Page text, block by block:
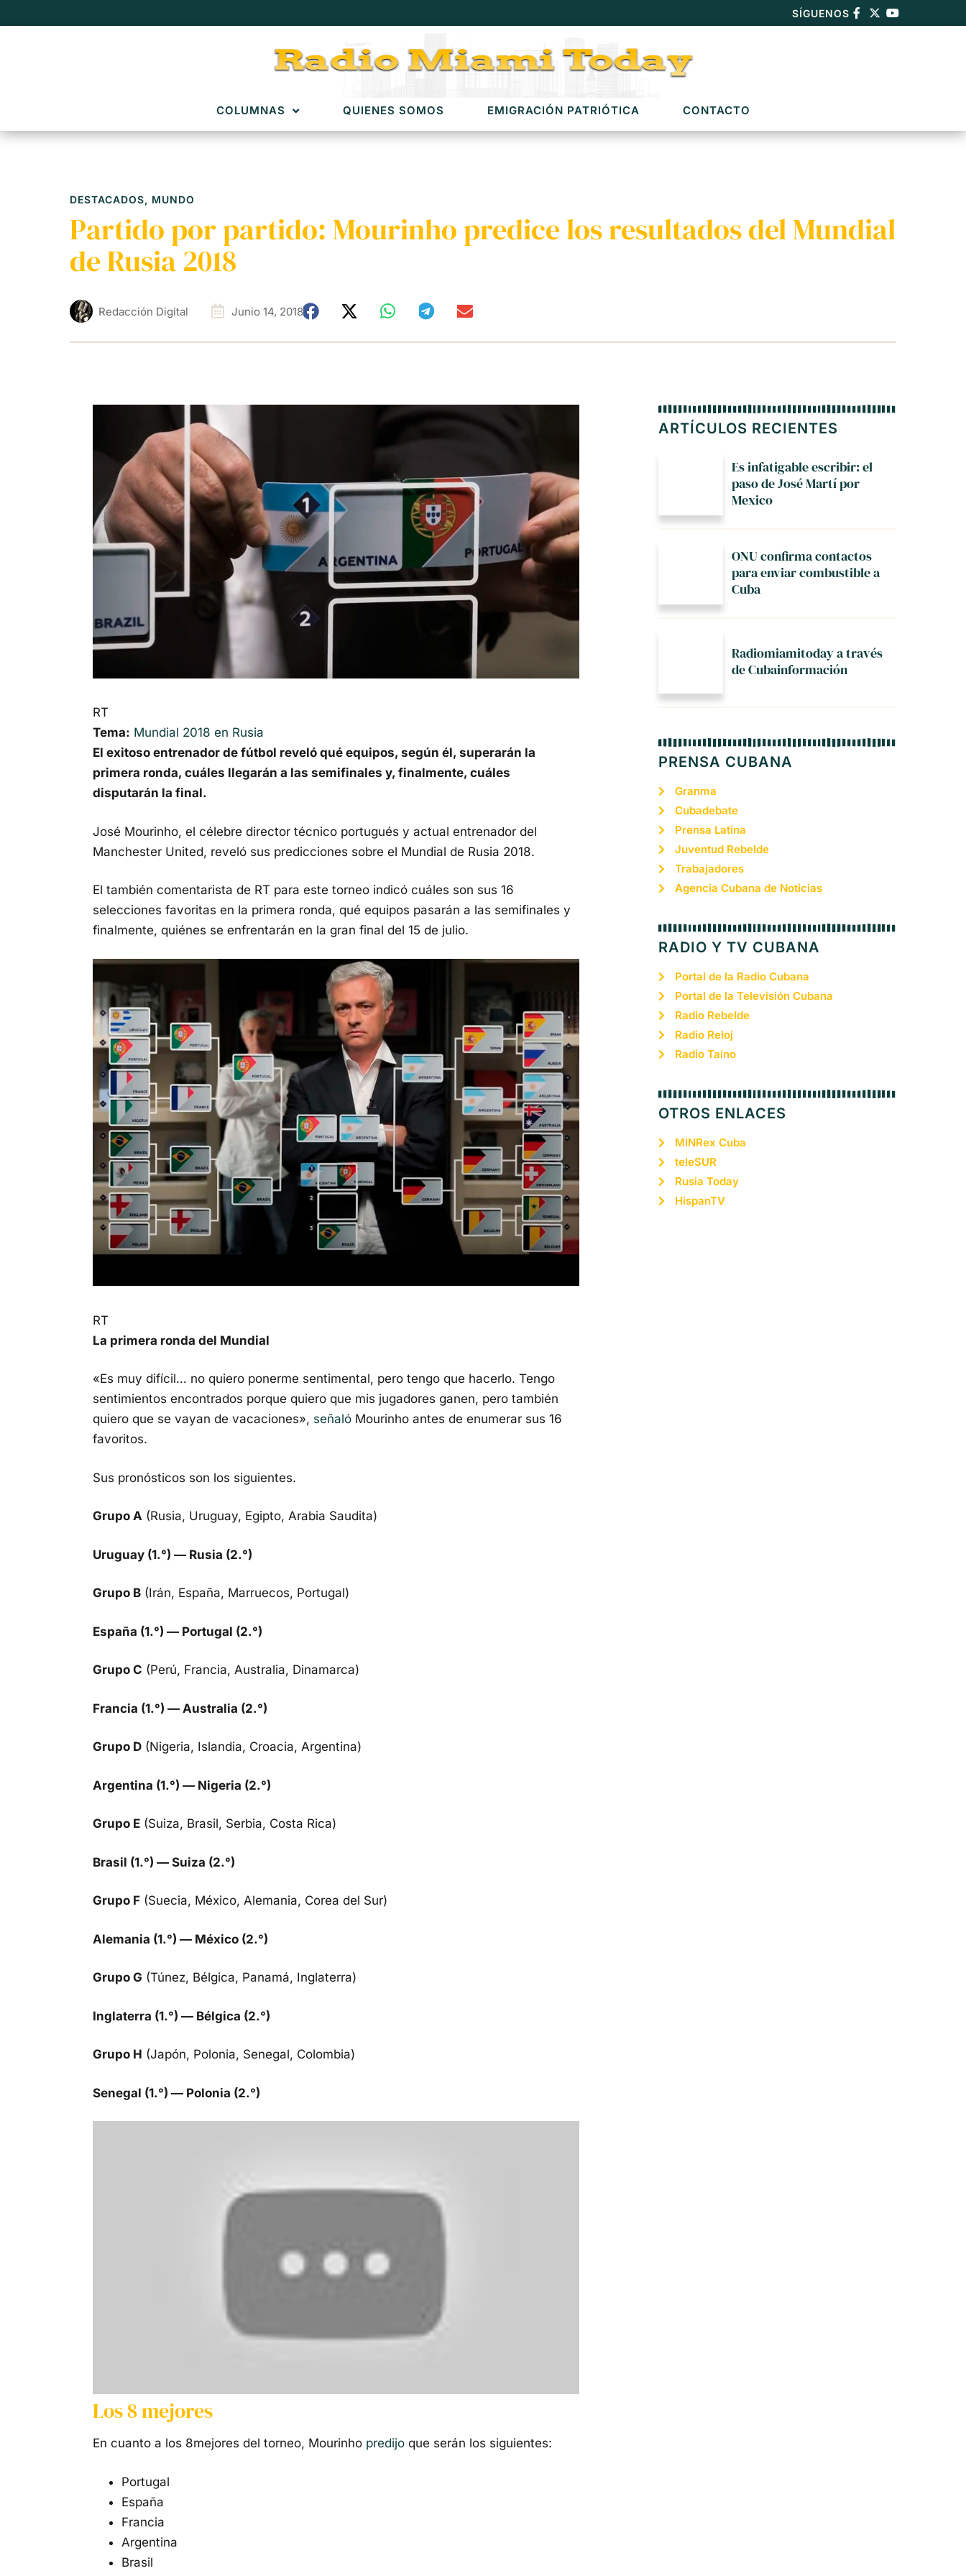
SÍGUENOS
COLUMNAS QUIENES SOMOS EMIGRACIÓN PATRIÓTICA CONTACTO
DESTACADOS, MUNDO
Partido por partido: Mourinho predice los resultados del Mundial
de Rusia 2018
Redacción Digital Junio 14, 2018
RT
Tema: Mundial 2018 en Rusia
El exitoso entrenador de fútbol reveló qué equipos, según él, superarán la
primera ronda, cuáles llegarán a las semifinales y, finalmente, cuáles
disputarán la final.
José Mourinho, el célebre director técnico portugués y actual entrenador del
Manchester United, reveló sus predicciones sobre el Mundial de Rusia 2018.
El también comentarista de RT para este torneo indicó cuáles son sus 16
selecciones favoritas en la primera ronda, qué equipos pasarán a las semifinales y
finalmente, quiénes se enfrentarán en la gran final del 15 de julio.
RT
La primera ronda del Mundial
«Es muy difícil… no quiero ponerme sentimental, pero tengo que hacerlo. Tengo
sentimientos encontrados porque quiero que mis jugadores ganen, pero también
quiero que se vayan de vacaciones», señaló Mourinho antes de enumerar sus 16
favoritos.
Sus pronósticos son los siguientes.
Grupo A (Rusia, Uruguay, Egipto, Arabia Saudita)
Uruguay (1.°) — Rusia (2.°)
Grupo B (Irán, España, Marruecos, Portugal)
España (1.°) — Portugal (2.°)
Grupo C (Perú, Francia, Australia, Dinamarca)
Francia (1.°) — Australia (2.°)
Grupo D (Nigeria, Islandia, Croacia, Argentina)
Argentina (1.°) — Nigeria (2.°)
Grupo E (Suiza, Brasil, Serbia, Costa Rica)
Brasil (1.°) — Suiza (2.°)
Grupo F (Suecia, México, Alemania, Corea del Sur)
Alemania (1.°) — México (2.°)
Grupo G (Túnez, Bélgica, Panamá, Inglaterra)
Inglaterra (1.°) — Bélgica (2.°)
Grupo H (Japón, Polonia, Senegal, Colombia)
Senegal (1.°) — Polonia (2.°)
Los 8 mejores
En cuanto a los 8mejores del torneo, Mourinho predijo que serán los siguientes:
Portugal
España
Francia
Argentina
Brasil
ARTÍCULOS RECIENTES
Es infatigable escribir: el
paso de José Martí por
Mexico
ONU confirma contactos
para enviar combustible a
Cuba
Radiomiamitoday a través
de Cubainformación
PRENSA CUBANA
Granma
Cubadebate
Prensa Latina
Juventud Rebelde
Trabajadores
Agencia Cubana de Noticias
RADIO Y TV CUBANA
Portal de la Radio Cubana
Portal de la Televisión Cubana
Radio Rebelde
Radio Reloj
Radio Taíno
OTROS ENLACES
MINRex Cuba
teleSUR
Rusia Today
HispanTV